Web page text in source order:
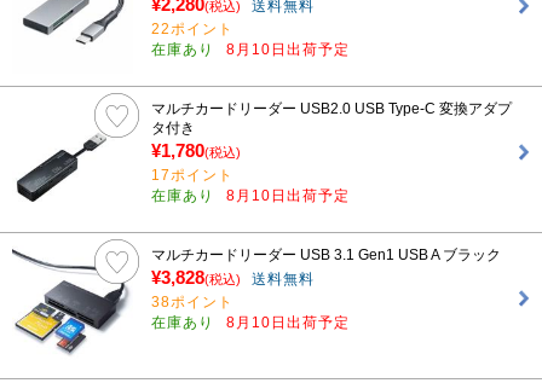
¥2,280(税込)
送料無料
22ポイント
在庫あり
8月10日出荷予定
マルチカードリーダー USB2.0 USB Type-C 変換アダプ
タ付き
¥1,780(税込)
17ポイント
在庫あり
8月10日出荷予定
マルチカードリーダー USB 3.1 Gen1 USB A ブラック
¥3,828(税込)
送料無料
38ポイント
在庫あり
8月10日出荷予定